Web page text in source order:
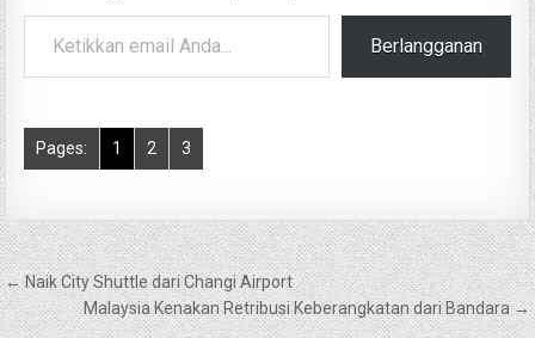
Ketikkan email Anda...
Berlangganan
Pages: 1 2 3
Navigasi
pos
← Naik City Shuttle dari Changi Airport
Malaysia Kenakan Retribusi Keberangkatan dari Bandara →